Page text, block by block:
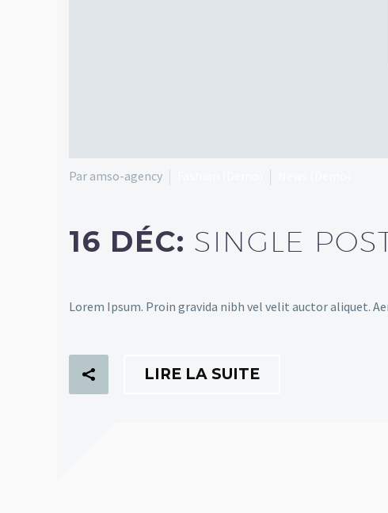
Par amso-agency
16 DÉC: SINGLE
Lorem Ipsum. Proin gravida nibh vel velit auctor aliquet.
LIRE LA SUITE